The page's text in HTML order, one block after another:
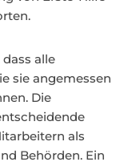
alle
sie angemessen
Die
als
Behörden. Ein